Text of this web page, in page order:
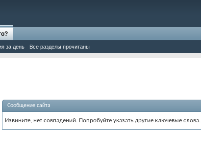
за день Все разделы прочитаны
Сообщение сайта
Извините, нет совпадений. Попробуйте указать другие ключевые слова.